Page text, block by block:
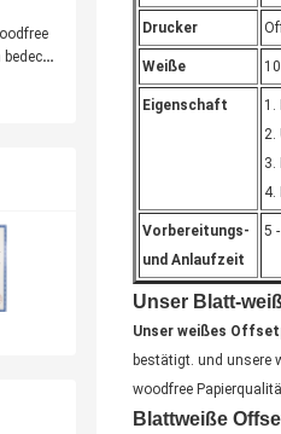
Drucker
Weiße
Eigenschaft
1.
2.
3.
4.
Vorbereitungs-
und Anlaufzeit
5
Unser Blatt-
Unser weißes
bestätigt. und unsere
woodfree
Blattweiße